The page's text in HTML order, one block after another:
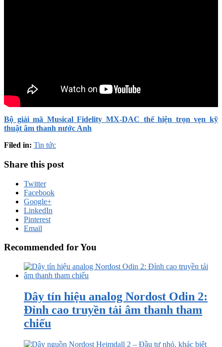
Bộ giải mã Musical Fidelity MX-DAC thể hiện trọn vẹn kỹ
thuật âm thanh nước Anh
Filed in: Tin tức
Share this post
Twitter
Facebook
Google+
LinkedIn
Pinterest
Email
Recommended for You
Dây tín hiệu analog Nordost Odin 2:
Đỉnh cao truyền tải âm thanh tham
chiếu